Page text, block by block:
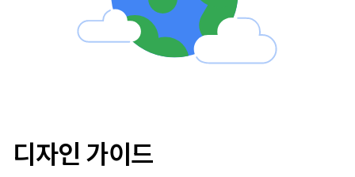
디자인 가이드